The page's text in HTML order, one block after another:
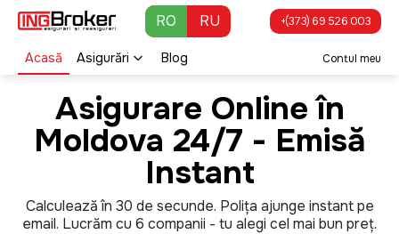
Skip to main content
RO RU +(373) 69 526 003
Acasă Asigurări Blog Contul meu
Asigurare Online în
Moldova 24/7 - Emisă
Instant
Calculează în 30 de secunde. Polița ajunge instant pe
email. Lucrăm cu 6 companii - tu alegi cel mai bun preț.